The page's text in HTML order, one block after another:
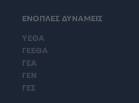
ΕΝΟΠΛΕΣ ΔΥΝΑΜΕΙΣ
ΥΕΘΑ
ΓΕΕΘΑ
ΓΕΑ
ΓΕΝ
ΓΕΣ